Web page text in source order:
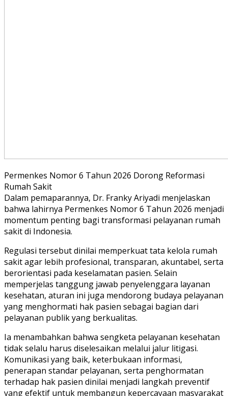
Permenkes Nomor 6 Tahun 2026 Dorong Reformasi
Rumah Sakit
Dalam pemaparannya, Dr. Franky Ariyadi menjelaskan
bahwa lahirnya Permenkes Nomor 6 Tahun 2026 menjadi
momentum penting bagi transformasi pelayanan rumah
sakit di Indonesia.
Regulasi tersebut dinilai memperkuat tata kelola rumah
sakit agar lebih profesional, transparan, akuntabel, serta
berorientasi pada keselamatan pasien. Selain
memperjelas tanggung jawab penyelenggara layanan
kesehatan, aturan ini juga mendorong budaya pelayanan
yang menghormati hak pasien sebagai bagian dari
pelayanan publik yang berkualitas.
Ia menambahkan bahwa sengketa pelayanan kesehatan
tidak selalu harus diselesaikan melalui jalur litigasi.
Komunikasi yang baik, keterbukaan informasi,
penerapan standar pelayanan, serta penghormatan
terhadap hak pasien dinilai menjadi langkah preventif
yang efektif untuk membangun kepercayaan masyarakat